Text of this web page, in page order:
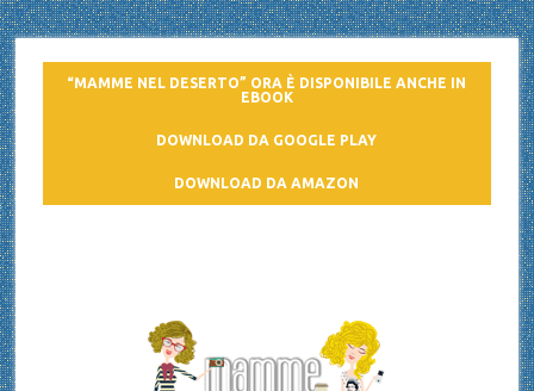
“MAMME NEL DESERTO” ORA È DISPONIBILE ANCHE IN
EBOOK
DOWNLOAD DA GOOGLE PLAY
DOWNLOAD DA AMAZON